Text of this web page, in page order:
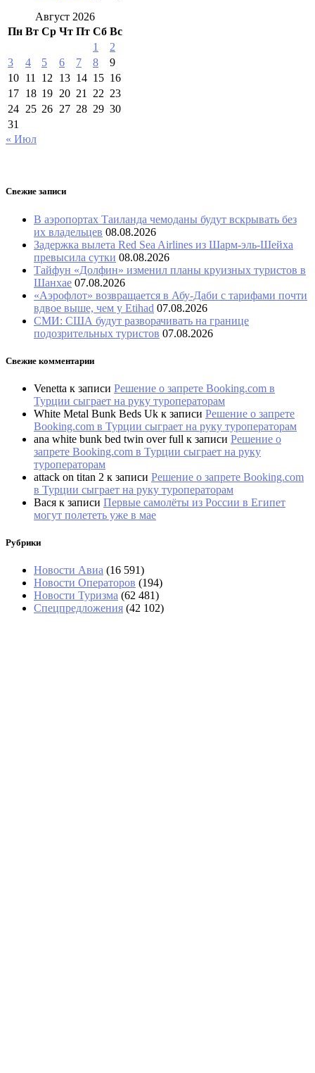
Август 2026
Пн Вт Ср Чт Пт Сб Вс
1
2
3
4 5 6 7 8
9
10 11 12 13 14 15 16
17 18 19 20 21 22 23
24 25 26 27 28 29 30
31
« Июл
Свежие записи
В аэропортах Таиланда чемоданы будут вскрывать без
их владельцев 08.08.2026
Задержка вылета Red Sea Airlines из Шарм-эль-Шейха
превысила сутки 08.08.2026
Тайфун «Долфин» изменил планы круизных туристов в
Шанхае 07.08.2026
«Аэрофлот» возвращается в Абу-Даби с тарифами почти
вдвое выше, чем у Etihad 07.08.2026
СМИ: США будут разворачивать на границе
подозрительных туристов 07.08.2026
Свежие комментарии
Venetta к записи Решение о запрете Booking.com в
Турции сыграет на руку туроператорам
White Metal Bunk Beds Uk к записи Решение о запрете
Booking.com в Турции сыграет на руку туроператорам
ana white bunk bed twin over full к записи Решение о
запрете Booking.com в Турции сыграет на руку
туроператорам
attack on titan 2 к записи Решение о запрете Booking.com
в Турции сыграет на руку туроператорам
Вася к записи Первые самолёты из России в Египет
могут полететь уже в мае
Рубрики
Новости Авиа (16 591)
Новости Операторов (194)
Новости Туризма (62 481)
Спецпредложения (42 102)